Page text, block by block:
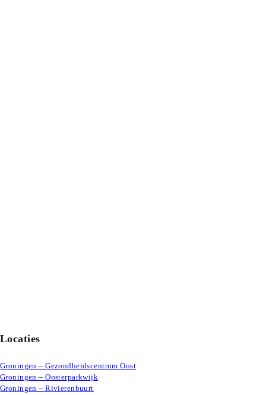
Locaties
Groningen – Gezondheidscentrum Oost
Groningen – Oosterparkwijk
Groningen – Rivierenbuurt